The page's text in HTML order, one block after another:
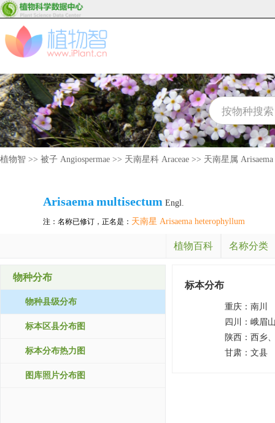
植物智 >> 被子 Angiospermae >> 天南星科 Araceae >> 天南星属 Arisaema
Arisaema multisectum Engl.
注：名称已修订，正名是： 天南星 Arisaema heterophyllum
植物百科 名称分类
物种分布
物种县级分布
标本区县分布图
标本分布热力图
图库照片分布图
标本分布
重庆： 南川
四川： 峨眉
陕西： 西乡
甘肃： 文县